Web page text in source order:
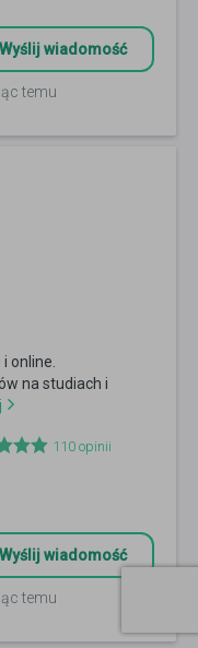
Wyślij wiadomość
temu
online.
na studiach i
110 opinii
Wyślij wiadomość
temu